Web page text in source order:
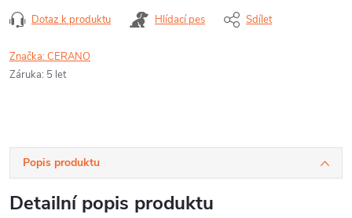
Dotaz k produktu Hlídací pes Sdílet
Značka:CERANO
Záruka: 5 let
Popis produktu
Detailní popis produktu